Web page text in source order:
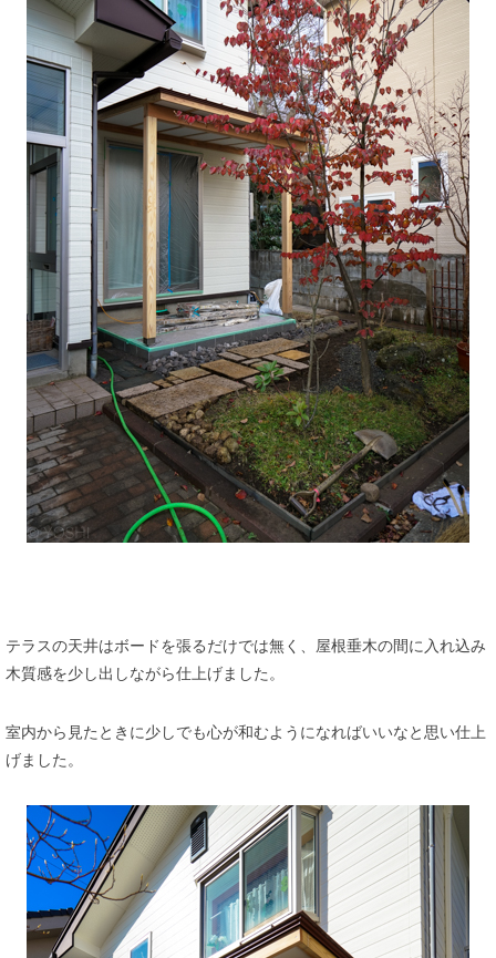
テラスの天井はボードを張るだけでは無く、屋根垂木の間に入れ込み
木質感を少し出しながら仕上げました。
室内から見たときに少しでも心が和むようになればいいなと思い仕上
げました。